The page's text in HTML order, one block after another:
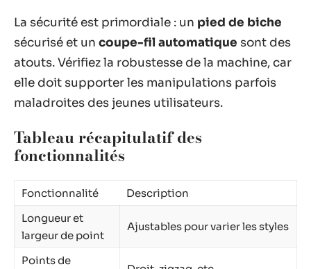
La sécurité est primordiale : un pied de biche
sécurisé et un coupe-fil automatique sont des
atouts. Vérifiez la robustesse de la machine, car
elle doit supporter les manipulations parfois
maladroites des jeunes utilisateurs.
Tableau récapitulatif des
fonctionnalités
Fonctionnalité
Description
Longueur et
largeur de point
Ajustables pour varier les styles
Points de